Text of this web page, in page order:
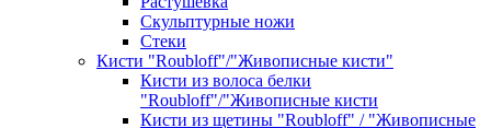
Скульптурные ножи
Стеки
Кисти "Roubloff"/"Живописные кисти"
Кисти из волоса белки
"Roubloff"/"Живописные кисти
Кисти из щетины "Roubloff" / "Живописные